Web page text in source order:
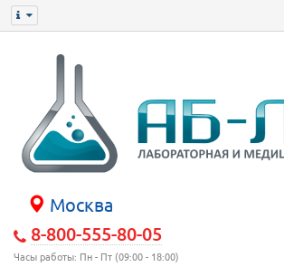
Москва
8-800-555-80-05
Часы работы: Пн - Пт (09:00 - 18:00)